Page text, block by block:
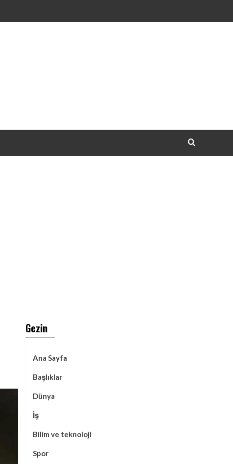
Gezin
Ana Sayfa
Başlıklar
Dünya
İş
Bilim ve teknoloji
Spor